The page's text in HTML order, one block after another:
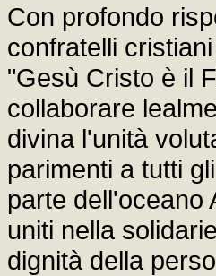
Con profondo
confratelli
"Gesù Cristo è il
collaborare
divina l'unità
parimenti a tutti
parte dell'oceano
uniti nella
dignità della